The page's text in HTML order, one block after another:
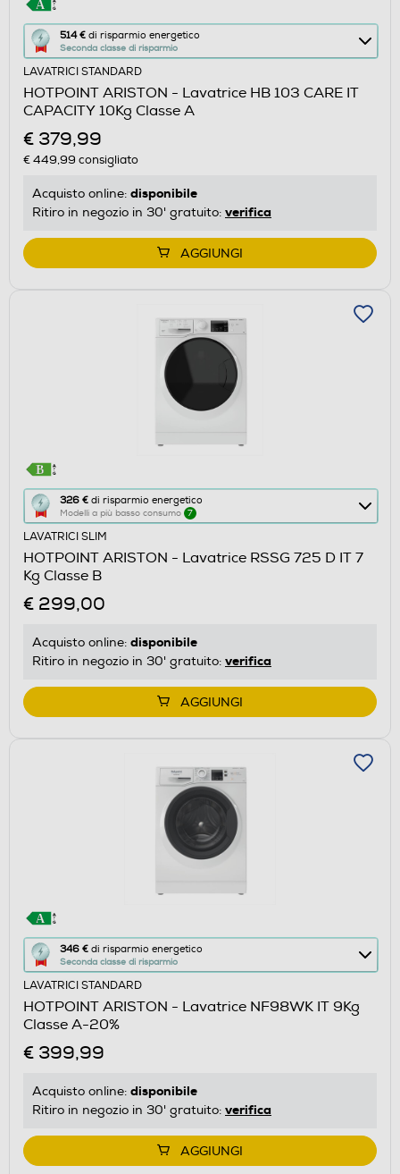
514 € di risparmio energetico
Seconda classe di risparmio
Questa
azione
aprirà
il
Calcolatore
di
risparmio
energetico
di
LAVATRICI STANDARD
HOTPOINT ARISTON - Lavatrice HB 103 CARE IT
CAPACITY 10Kg Classe A
€ 379,99
€ 449,99 consigliato
Acquisto online: disponibile
Ritiro in negozio in 30' gratuito: verifica
AGGIUNGI
326 € di risparmio energetico
Modelli a più basso consumo 7
Questa
azione
aprirà
il
Calcolatore
di
energetico
di
Youreko.
LAVATRICI SLIM
HOTPOINT ARISTON - Lavatrice RSSG 725 D IT 7
Kg Classe B
€ 299,00
Acquisto online: disponibile
Ritiro in negozio in 30' gratuito: verifica
AGGIUNGI
346 € di risparmio energetico
Seconda classe di risparmio
Questa
azione
aprirà
il
Calcolatore
di
energetico
di
Youreko.
LAVATRICI STANDARD
HOTPOINT ARISTON - Lavatrice NF98WK IT 9Kg
Classe A-20%
€ 399,99
Acquisto online: disponibile
Ritiro in negozio in 30' gratuito: verifica
AGGIUNGI